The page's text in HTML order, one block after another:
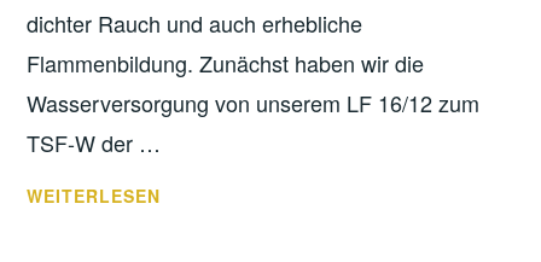
dichter Rauch und auch erhebliche
Flammenbildung. Zunächst haben wir die
Wasserversorgung von unserem LF 16/12 zum
TSF-W der …
ZWEITES
WEITERLESEN